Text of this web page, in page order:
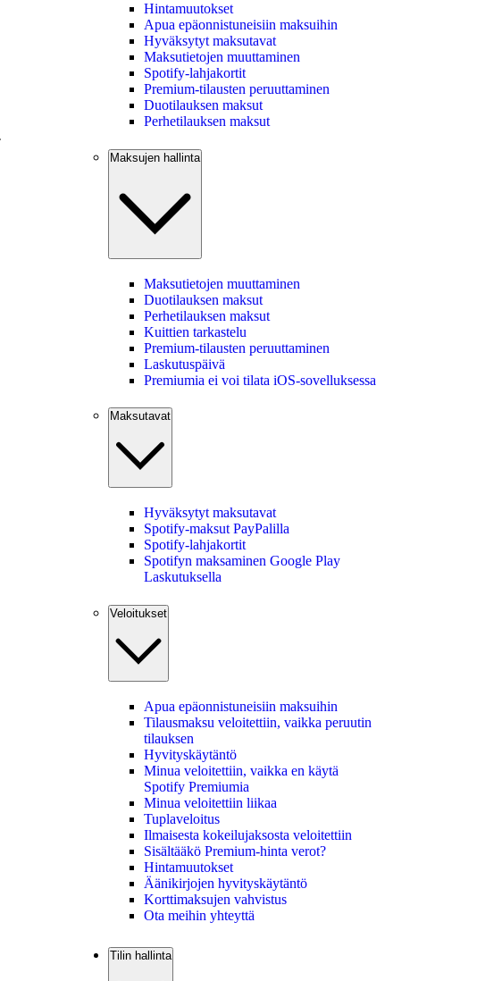
Hintamuutokset
Apua epäonnistuneisiin maksuihin
Hyväksytyt maksutavat
Maksutietojen muuttaminen
Spotify-lahjakortit
Premium-tilausten peruuttaminen
Duotilauksen maksut
Perhetilauksen maksut
Maksujen hallinta
Maksutietojen muuttaminen
Duotilauksen maksut
Perhetilauksen maksut
Kuittien tarkastelu
Premium-tilausten peruuttaminen
Laskutuspäivä
Premiumia ei voi tilata iOS-sovelluksessa
Maksutavat
Hyväksytyt maksutavat
Spotify-maksut PayPalilla
Spotify-lahjakortit
Spotifyn maksaminen Google Play
Laskutuksella
Veloitukset
Apua epäonnistuneisiin maksuihin
Tilausmaksu veloitettiin, vaikka peruutin
tilauksen
Hyvityskäytäntö
Minua veloitettiin, vaikka en käytä
Spotify Premiumia
Minua veloitettiin liikaa
Tuplaveloitus
Ilmaisesta kokeilujaksosta veloitettiin
Sisältääkö Premium‑hinta verot?
Hintamuutokset
Äänikirjojen hyvityskäytäntö
Korttimaksujen vahvistus
Ota meihin yhteyttä
Tilin hallinta